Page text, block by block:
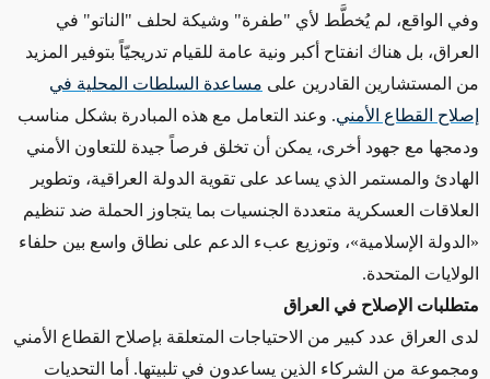
وفي الواقع، لم يُخطَّط لأي "طفرة" وشيكة لحلف "الناتو" في
العراق، بل هناك انفتاح أكبر ونية عامة للقيام تدريجيّاً بتوفير المزيد
من المستشارين القادرين على مساعدة السلطات المحلية في
إصلاح القطاع الأمني. وعند التعامل مع هذه المبادرة بشكل مناسب
ودمجها مع جهود أخرى، يمكن أن تخلق فرصاً جيدة للتعاون الأمني
الهادئ والمستمر الذي يساعد على تقوية الدولة العراقية، وتطوير
العلاقات العسكرية متعددة الجنسيات بما يتجاوز الحملة ضد تنظيم
«الدولة الإسلامية»، وتوزيع عبء الدعم على نطاق واسع بين حلفاء
الولايات المتحدة.
متطلبات الإصلاح في العراق
لدى العراق عدد كبير من الاحتياجات المتعلقة بإصلاح القطاع الأمني
ومجموعة من الشركاء الذين يساعدون في تلبيتها. أما التحديات